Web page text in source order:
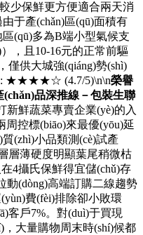
少保鮮更方便適合兩天消
于產(chǎn)區(qū)面積有
(qū)多為B端小型氣候支
，且10-16元的正常前驅
僅供大城強(qiáng)勢(shì)
: ★★★★☆ (4.7/5)\n\n榮譽
(chǎn)品深推線－包裝生聯
新鮮蔬菜專賣企業(yè)的入
控標(biāo)來最優(yōu)延
(zhì)小品類測(cè)試產
層薄硬度明顯葉尾稍微枯
4攝氏保鮮得宜儲(chǔ)存
動(dòng)高端訂購二線趨勢
費(fèi)排除卻小敗環
客戶7%。對(duì)于買現
，大量購物周末時(shí)候都